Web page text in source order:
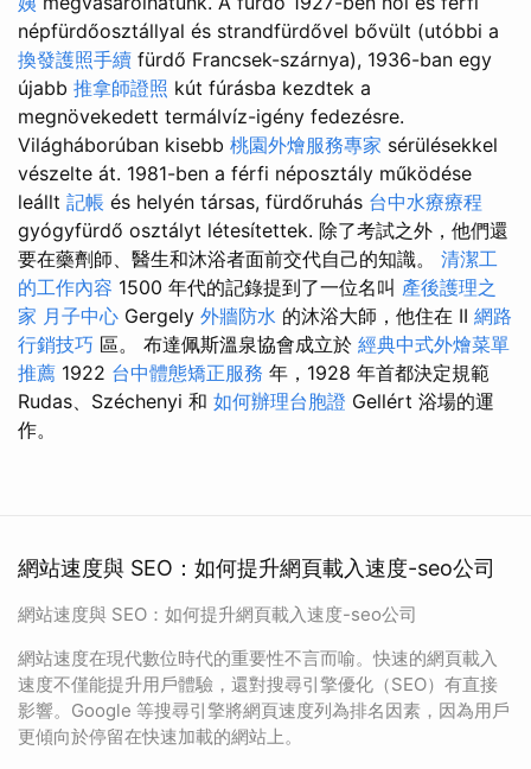
népfürdőosztállyal és strandfürdővel bővült (utóbbi a
換發護照手續 fürdő Francsek-szárnya), 1936-ban egy
újabb 推拿師證照 kút fúrásba kezdtek a
megnövekedett termálvíz-igény fedezésre.
Világháborúban kisebb 桃園外燴服務專家 sérülésekkel
vészelte át. 1981-ben a férfi néposztály működése
leállt 記帳 és helyén társas, fürdőruhás 台中水療療程
gyógyfürdő osztályt létesítettek. 除了考試之外，他們還
要在藥劑師、醫生和沐浴者面前交代自己的知識。 清潔工
的工作內容 1500 年代的記錄提到了一位名叫 產後護理之
家 月子中心 Gergely 外牆防水 的沐浴大師，他住在 II 網路
行銷技巧 區。 布達佩斯溫泉協會成立於 經典中式外燴菜單
推薦 1922 台中體態矯正服務 年，1928 年首都決定規範
Rudas、Széchenyi 和 如何辦理台胞證 Gellért 浴場的運
作。
網站速度與 SEO：如何提升網頁載入速度-seo公司
網站速度與 SEO：如何提升網頁載入速度-seo公司
網站速度在現代數位時代的重要性不言而喻。快速的網頁載入
速度不僅能提升用戶體驗，還對搜尋引擎優化（SEO）有直接
影響。Google 等搜尋引擎將網頁速度列為排名因素，因為用戶
更傾向於停留在快速加載的網站上。